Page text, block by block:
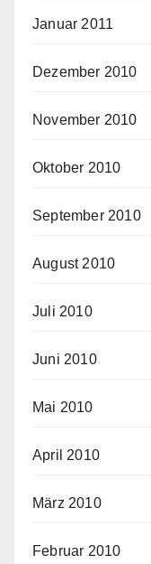
Januar 2011
Dezember 2010
November 2010
Oktober 2010
September 2010
August 2010
Juli 2010
Juni 2010
Mai 2010
April 2010
März 2010
Februar 2010